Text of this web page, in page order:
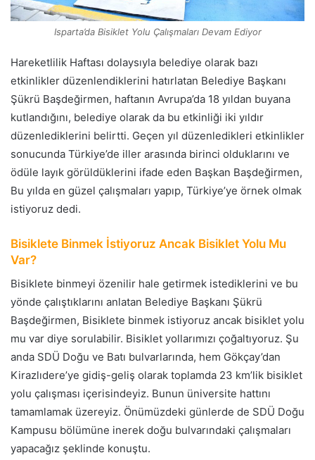
Isparta’da Bisiklet Yolu Çalışmaları Devam Ediyor
Hareketlilik Haftası dolaysıyla belediye olarak bazı
etkinlikler düzenlendiklerini hatırlatan Belediye Başkanı
Şükrü Başdeğirmen, haftanın Avrupa’da 18 yıldan buyana
kutlandığını, belediye olarak da bu etkinliği iki yıldır
düzenlediklerini belirtti. Geçen yıl düzenledikleri etkinlikler
sonucunda Türkiye’de iller arasında birinci olduklarını ve
ödüle layık görüldüklerini ifade eden Başkan Başdeğirmen,
Bu yılda en güzel çalışmaları yapıp, Türkiye’ye örnek olmak
istiyoruz dedi.
Bisiklete Binmek İstiyoruz Ancak Bisiklet Yolu Mu
Var?
Bisiklete binmeyi özenilir hale getirmek istediklerini ve bu
yönde çalıştıklarını anlatan Belediye Başkanı Şükrü
Başdeğirmen, Bisiklete binmek istiyoruz ancak bisiklet yolu
mu var diye sorulabilir. Bisiklet yollarımızı çoğaltıyoruz. Şu
anda SDÜ Doğu ve Batı bulvarlarında, hem Gökçay’dan
Kirazlıdere’ye gidiş-geliş olarak toplamda 23 km’lik bisiklet
yolu çalışması içerisindeyiz. Bunun üniversite hattını
tamamlamak üzereyiz. Önümüzdeki günlerde de SDÜ Doğu
Kampusu bölümüne inerek doğu bulvarındaki çalışmaları
yapacağız şeklinde konuştu.